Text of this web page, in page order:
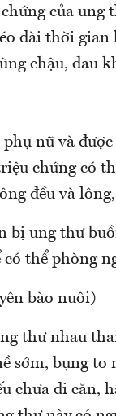
của ung
dài thời gian
chậu, đau
nữ và
chứng có
đều và
bị ung thư
thể phòng
bào nuôi)
thư nhau
sớm, bụng
chưa di căn,